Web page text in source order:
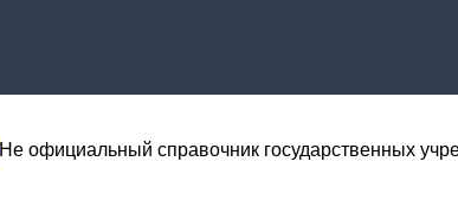
Не официальный справочник государственных